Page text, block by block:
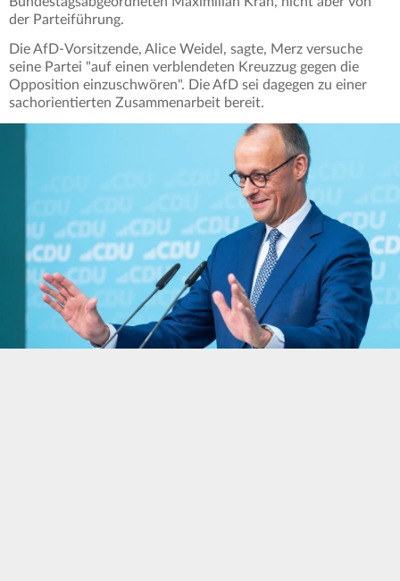
der Parteiführung.
Die AfD-Vorsitzende, Alice Weidel, sagte, Merz versuche
seine Partei "auf einen verblendeten Kreuzzug gegen die
Opposition einzuschwören". Die AfD sei dagegen zu einer
sachorientierten Zusammenarbeit bereit.